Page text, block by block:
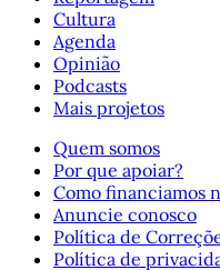
Cultura
Agenda
Opinião
Podcasts
Mais projetos
Quem somos
Por que apoiar?
Como financiamos
Anuncie conosco
Política de
Política de